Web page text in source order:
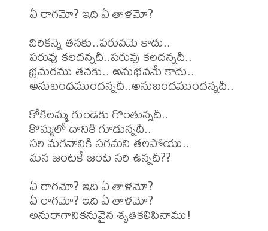
ఏ రాగమో? ఇది ఏ తాళమో?
విరికన్నె తనకు..పరువమె కాదు..
పరువు కలదన్నదీ..పరువు కలదన్నదీ..
భ్రమరము తనకు.. అనుభవమే కాదు..
అనుబంధముందన్నదీ..అనుబంధముందన్నదీ..
కోకిలమ్మ గుండెకు గొంతున్నదీ..
కొమ్మలో దానికి గూడున్నదీ..
సరి మగవానికి సగమని తలపోయు..
మన జంటకే జంట సరి ఉన్నదీ??
ఏ రాగమో? ఇది ఏ తాళమో?
ఏ రాగమో? ఇది ఏ తాళమో?
అనురాగానికనువైన శృతికలిపినాము!